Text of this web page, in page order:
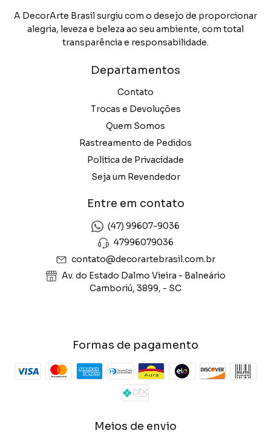
A DecorArte Brasil surgiu com o desejo de proporcionar
alegria, leveza e beleza ao seu ambiente, com total
transparência e responsabilidade.
Departamentos
Contato
Trocas e Devoluções
Quem Somos
Rastreamento de Pedidos
Política de Privacidade
Seja um Revendedor
Entre em contato
(47) 99607-9036
47996079036
contato@decorartebrasil.com.br
Av. do Estado Dalmo Vieira - Balneário
Camboriú, 3899, - SC
Formas de pagamento
Meios de envio